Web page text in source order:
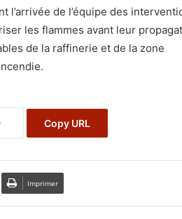
l’arrivée de l’équipe des
les flammes avant leur
de la raffinerie et de la zone
Copy URL
Imprimer